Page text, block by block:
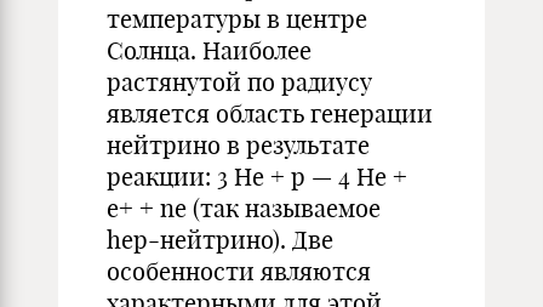
температуры в центре
Солнца. Наиболее
растянутой по радиусу
является область генерации
нейтрино в результате
реакции: 3 Не + р — 4 Не +
е+ + nе (так называемое
hep-нейтрино). Две
особенности являются